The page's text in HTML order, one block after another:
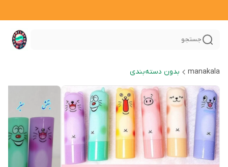
جستجو
manakala بدون دسته‌بندی